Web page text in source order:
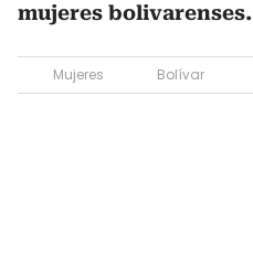
mujeres bolivarenses.
Mujeres Bolívar